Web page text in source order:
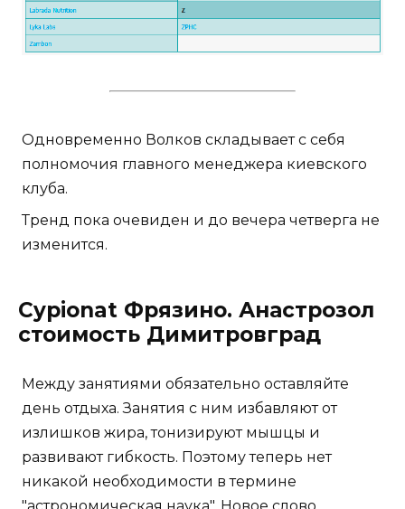
Одновременно Волков складывает с себя
полномочия главного менеджера киевского
клуба.
Тренд пока очевиден и до вечера четверга не
изменится.
Cypionat Фрязино. Анастрозол
стоимость Димитровград
Между занятиями обязательно оставляйте
день отдыха. Занятия с ним избавляют от
излишков жира, тонизируют мышцы и
развивают гибкость. Поэтому теперь нет
никакой необходимости в термине